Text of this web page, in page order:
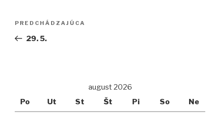
Navigácia
Predchádzajúci
článok
PREDCHÁDZAJÚCA
29. 5.
august 2026
Po
Ut St Št Pi So Ne